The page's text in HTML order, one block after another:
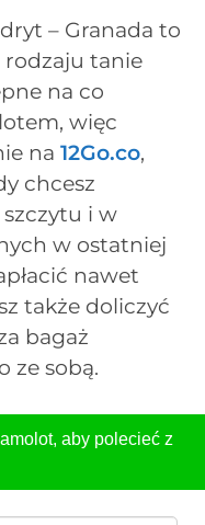
– Granada to
rodzaju tanie
na co
więc
na 12Go.co,
chcesz
i w
w ostatniej
nawet
także doliczyć
bagaż
ze sobą.
aby polecieć z